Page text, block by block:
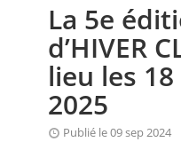
ANNUAIRES
PETITES ANNONCES
La 5e
d’HIVER
lieu les
2025
Publié le 09 sep 2024